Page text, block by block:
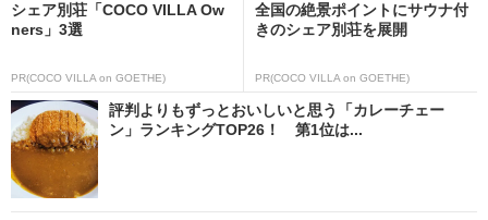
シェア別荘「COCO VILLA Ow
ners」3選
PR(COCO VILLA on GOETHE)
全国の絶景ポイントにサウナ付
きのシェア別荘を展開
PR(COCO VILLA on GOETHE)
評判よりもずっとおいしいと思う「カレーチェー
ン」ランキングTOP26！ 第1位は...